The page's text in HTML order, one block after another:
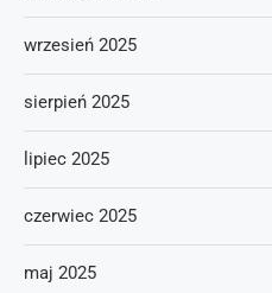
wrzesień 2025
sierpień 2025
lipiec 2025
czerwiec 2025
maj 2025